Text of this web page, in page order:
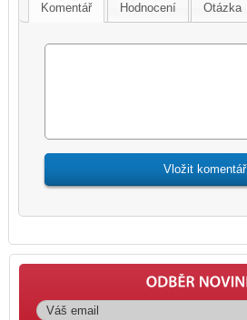
Komentář Hodnocení Otázka